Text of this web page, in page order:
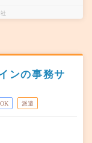
ンの事務サ
派遣